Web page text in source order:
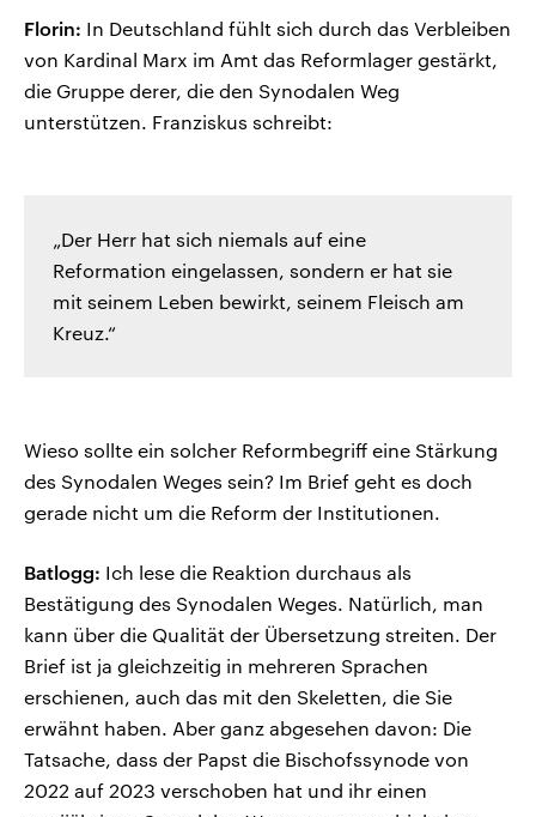
Florin: In Deutschland fühlt sich durch das Verbleiben
von Kardinal Marx im Amt das Reformlager gestärkt,
die Gruppe derer, die den Synodalen Weg
unterstützen. Franziskus schreibt:
„Der Herr hat sich niemals auf eine
Reformation eingelassen, sondern er hat sie
mit seinem Leben bewirkt, seinem Fleisch am
Kreuz.“
Wieso sollte ein solcher Reformbegriff eine Stärkung
des Synodalen Weges sein? Im Brief geht es doch
gerade nicht um die Reform der Institutionen.
Batlogg: Ich lese die Reaktion durchaus als
Bestätigung des Synodalen Weges. Natürlich, man
kann über die Qualität der Übersetzung streiten. Der
Brief ist ja gleichzeitig in mehreren Sprachen
erschienen, auch das mit den Skeletten, die Sie
erwähnt haben. Aber ganz abgesehen davon: Die
Tatsache, dass der Papst die Bischofssynode von
2022 auf 2023 verschoben hat und ihr einen